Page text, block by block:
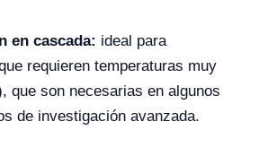
en cascada: ideal para
requieren temperaturas muy
que son necesarias en algunos
de investigación avanzada.